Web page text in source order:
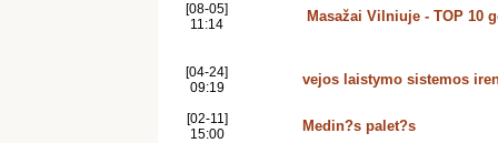
[08-05]
11:14
Masažai Vilniuje - TOP 10
[04-24]
09:19
vejos laistymo sistemos
[02-11]
15:00
Medin?s palet?s